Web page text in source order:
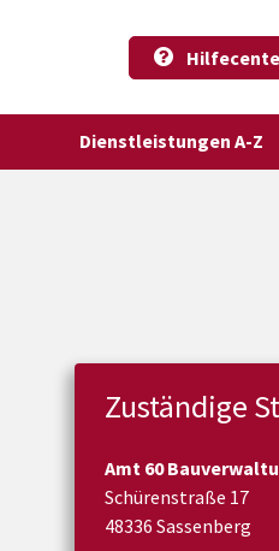
Dienstleistungen A-Z
Zuständige
Amt 60
Schürenstraße 17
48336 Sassenberg